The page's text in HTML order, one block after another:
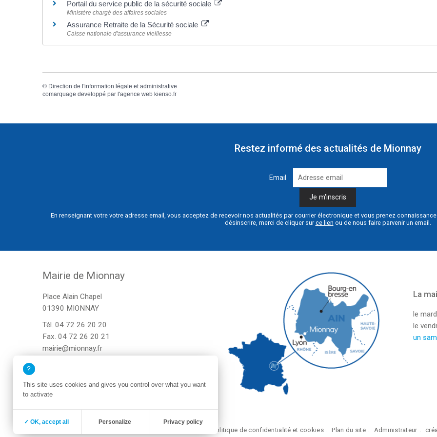
Portail du service public de la sécurité sociale
Ministère chargé des affaires sociales
Assurance Retraite de la Sécurité sociale
Caisse nationale d'assurance vieillesse
© Direction de l'information légale et administrative
comarquage developpé par l'agence web kienso.fr
Restez informé des actualités de Mionnay
Email
En renseignant votre votre adresse email, vous acceptez de recevoir nos actualités par courrier électronique et vous prenez
désinscrire, merci de cliquer surce lien ou de nous faire parvenir un email.
Mairie de Mionnay
Place Alain Chapel
01390 MIONNAY
Tél.04 72 26 20 20
Fax. 04 72 26 20 21
mairie@mionnay.fr
La
le
le
un
Politique de confidentialité et cookies Plan du site Administrateur
This site uses cookies and gives you control over what you want
to activate
✓ OK, accept all Personalize Privacy policy